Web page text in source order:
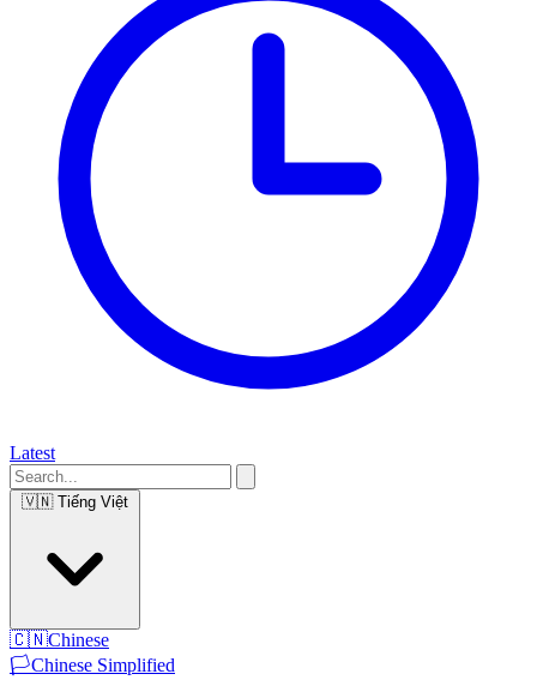
Latest
🇻🇳 Tiếng Việt
🇨🇳Chinese
🏳️Chinese Simplified